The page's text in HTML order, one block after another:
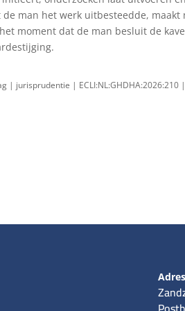
de man het werk uitbesteedde,
moment dat de man besluit de
| jurisprudentie | ECLI:NL:GHDHA:2026:210
Adres